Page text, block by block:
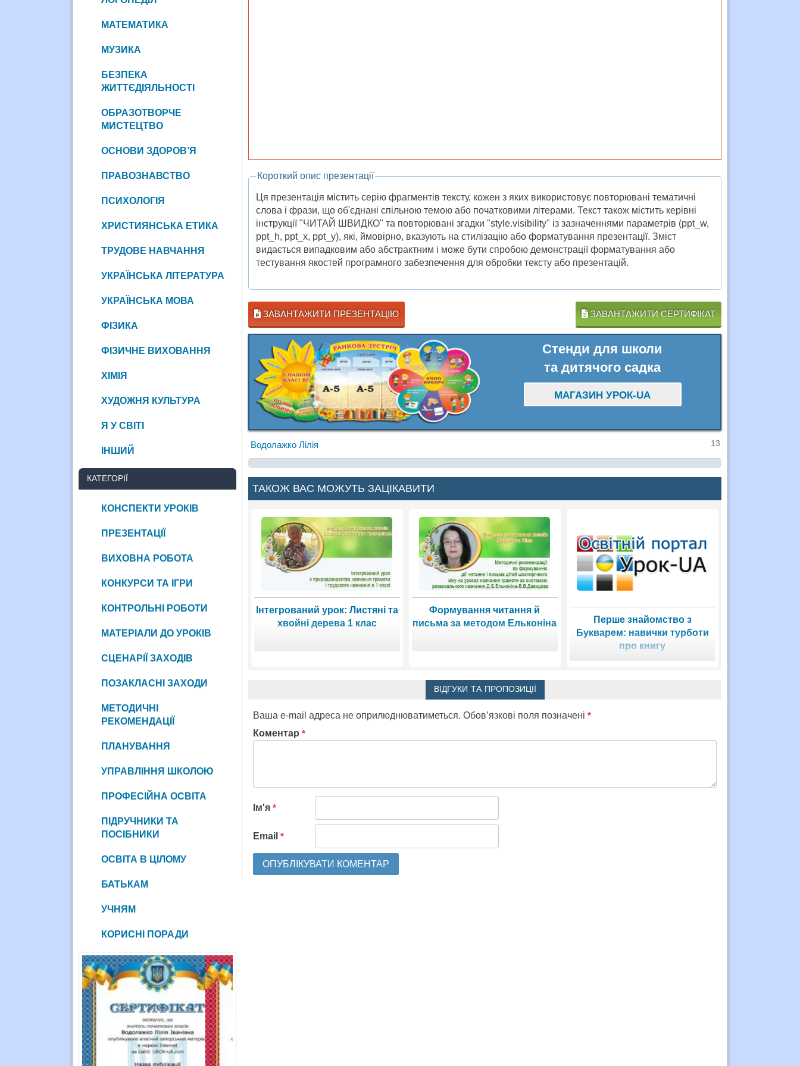
Короткий опис презентації
Ця презентація містить серію фрагментів тексту, кожен з яких використовує повторювані тематичні
слова і фрази, що об'єднані спільною темою або початковими літерами. Текст також містить керівні
інструкції "ЧИТАЙ ШВИДКО" та повторювані згадки "style.visibility" із зазначеннями параметрів (ppt_w,
ppt_h, ppt_x, ppt_y), які, ймовірно, вказують на стилізацію або форматування презентації. Зміст
видається випадковим або абстрактним і може бути спробою демонстрації форматування або
тестування якостей програмного забезпечення для обробки тексту або презентацій.
ЗАВАНТАЖИТИ ПРЕЗЕНТАЦІЮ ЗАВАНТАЖИТИ СЕРТИФІКАТ
Стенди для школи
та дитячого садка
МАГАЗИН УРОК-UA
Водолажко Лілія 13
ТАКОЖ ВАС МОЖУТЬ ЗАЦІКАВИТИ
Інтегрований урок: Листяні та
хвойні дерева 1 клас
Формування читання й
письма за методом Ельконіна
Перше знайомство з
Букварем: навички турботи
про книгу
ВІДГУКИ ТА ПРОПОЗИЦІЇ
Ваша e-mail адреса не оприлюднюватиметься. Обов’язкові поля позначені *
Коментар *
Ім'я *
Email *
МАТЕМАТИКА
МУЗИКА
БЕЗПЕКА
ЖИТТЄДІЯЛЬНОСТІ
ОБРАЗОТВОРЧЕ
МИСТЕЦТВО
ОСНОВИ ЗДОРОВ’Я
ПРАВОЗНАВСТВО
ПСИХОЛОГІЯ
ХРИСТИЯНСЬКА ЕТИКА
ТРУДОВЕ НАВЧАННЯ
УКРАЇНСЬКА ЛІТЕРАТУРА
УКРАЇНСЬКА МОВА
ФІЗИКА
ФІЗИЧНЕ ВИХОВАННЯ
ХІМІЯ
ХУДОЖНЯ КУЛЬТУРА
Я У СВІТІ
ІНШИЙ
КАТЕГОРІЇ
КОНСПЕКТИ УРОКІВ
ПРЕЗЕНТАЦІЇ
ВИХОВНА РОБОТА
КОНКУРСИ ТА ІГРИ
КОНТРОЛЬНІ РОБОТИ
МАТЕРІАЛИ ДО УРОКІВ
СЦЕНАРІЇ ЗАХОДІВ
ПОЗАКЛАСНІ ЗАХОДИ
МЕТОДИЧНІ
РЕКОМЕНДАЦІЇ
ПЛАНУВАННЯ
УПРАВЛІННЯ ШКОЛОЮ
ПРОФЕСІЙНА ОСВІТА
ПІДРУЧНИКИ ТА
ПОСІБНИКИ
ОСВІТА В ЦІЛОМУ
БАТЬКАМ
УЧНЯМ
КОРИСНІ ПОРАДИ